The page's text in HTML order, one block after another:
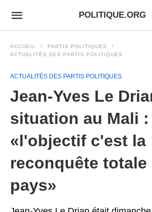
POLITIQUE.ORG
ACCUEIL
PARTIS POLITIQUES
ACTUALITÉS DES PARTIS POLITIQUES
ACTUALITÉS DES PARTIS POLITIQUES
Jean-Yves Le
situation au Mali :
«l'objectif c'est la
reconquête totale
pays»